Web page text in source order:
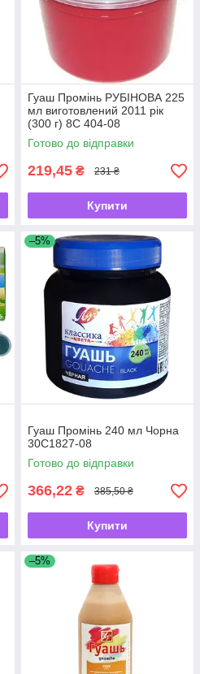
Гуаш Промінь РУБІНОВА 225
мл виготовлений 2011 рік
(300 г) 8С 404-08
Готово до відправки
219,45 ₴ 231 ₴
Купити
–5%
Гуаш Промінь 240 мл Чорна
30С1827-08
Готово до відправки
366,22 ₴ 385,50 ₴
Купити
–5%